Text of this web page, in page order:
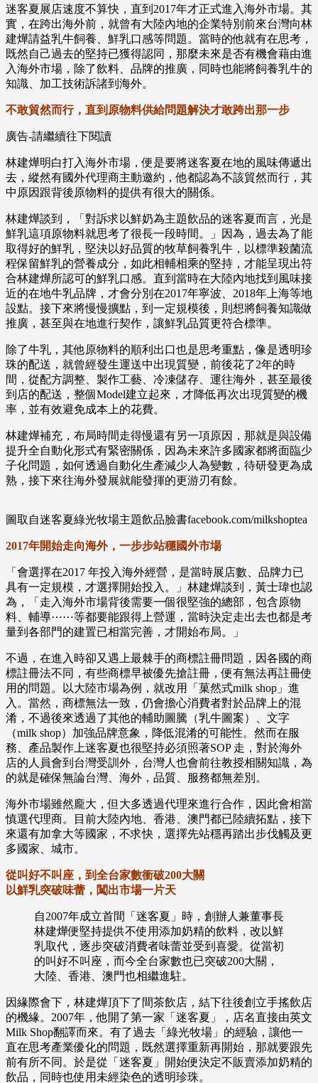
迷客夏展店速度不算快，直到2017年才正式進入海外市場。其
實，在跨出海外前，就曾有大陸內地的企業特別前來台灣向林
建燁請益乳牛飼養、鮮乳口感等問題。當時的他就有在思考，
既然自己過去的堅持已獲得認同，那麼未來是否有機會藉由進
入海外市場，除了飲料、品牌的推廣，同時也能將飼養乳牛的
知識、加工技術訴諸到海外。
不敢貿然而行，直到原物料供給問題解決才敢跨出那一步
廣告-請繼續往下閱讀
林建燁明白打入海外市場，便是要將迷客夏在地的風味傳遞出
去，縱然有國外代理商主動邀約，他都認為不該貿然而行，其
中原因跟背後原物料的提供有很大的關係。
林建燁談到，「對訴求以鮮奶為主題飲品的迷客夏而言，光是
鮮乳這項原物料就思考了很長一段時間。」因為，過去為了能
取得好的鮮乳，堅決以好品質的牧草飼養乳牛，以標準殺菌流
程保留鮮乳的營養成分，如此相輔相乘的堅持，才能呈現出符
合林建燁所認可的鮮乳口感。直到當時在大陸內地找到風味接
近的在地牛乳品牌，才會分別在2017年寧波、2018年上海等地
設點。接下來將慢慢擴點，到一定規模後，則想將飼養知識做
推廣，甚至與在地進行契作，讓鮮乳品質更符合標準。
除了牛乳，其他原物料的順利出口也是思考重點，像是透明珍
珠的配送，就曾經發生運送中出現質變，前後花了2年的時
間，從配方調整、製作工藝、冷凍儲存、運往海外，甚至最後
到店的配送，整個Model建立起來，才降低再次出現質變的機
率，並有效避免成本上的花費。
林建燁補充，布局時間走得慢還有另一項原因，那就是與設備
提升全自動化形式有緊密關係，因為未來許多國家都將面臨少
子化問題，如何透過自動化生產減少人為變數，待研發更為成
熟，接下來往海外發展就能發揮的更游刃有餘。
圖取自迷客夏綠光牧場主題飲品臉書facebook.com/milkshoptea
2017年開始走向海外，一步步站穩國外市場
「會選擇在2017 年投入海外經營，是當時展店數、品牌力已
具有一定規模，才選擇開始投入。」林建燁談到，黃士瑋也認
為，「走入海外市場背後需要一個很堅強的總部，包含原物
料、輔導⋯⋯等都要能跟得上營運，當時決定走出去也都是考
量到各部門的建置已相當完善，才開始布局。」
不過，在進入時卻又遇上最棘手的商標註冊問題，因各國的商
標註冊法不同，有些商標早被優先搶註冊，便有無法再註冊使
用的問題。以大陸市場為例，就改用「菓然式milk shop」進
入。當然，商標無法一致，仍會擔心消費者對於品牌上的混
淆，不過後來透過了其他的輔助圖騰（乳牛圖案）、文字
（milk shop）加強品牌意象，降低混淆的可能性。然而在服
務、產品製作上迷客夏也很堅持必須照著SOP 走，對於海外
店的人員會到台灣受訓外，台灣人也會前往教授相關知識，為
的就是確保無論台灣、海外，品質、服務都無差別。
海外市場雖然龐大，但大多透過代理來進行合作，因此會相當
慎選代理商。目前大陸內地、香港、澳門都已陸續拓點，接下
來還有加拿大等國家，不求快，選擇先站穩再踏出步伐觸及更
多國家、城市。
從叫好不叫座，到全台家數衝破200大關
以鮮乳突破味蕾，闖出市場一片天
自2007年成立首間「迷客夏」時，創辦人兼董事長
林建燁便堅持提供不使用添加奶精的飲料，改以鮮
乳取代，逐步突破消費者味蕾並受到喜愛。從當初
的叫好不叫座，而今全台家數也已突破200大關，
大陸、香港、澳門也相繼進駐。
因緣際會下，林建燁頂下了間茶飲店，結下往後創立手搖飲店
的機緣。2007年，他開了第一家「迷客夏」，店名直接由英文
Milk Shop翻譯而來。有了過去「綠光牧場」的經驗，讓他一
直在思考產業優化的問題，既然選擇重新再開始，那就要跟先
前有所不同。於是從「迷客夏」開始便決定不販賣添加奶精的
飲品，同時也使用未經染色的透明珍珠。